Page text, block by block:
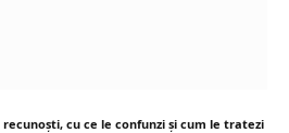
cu ce le confunzi și cum le tratezi